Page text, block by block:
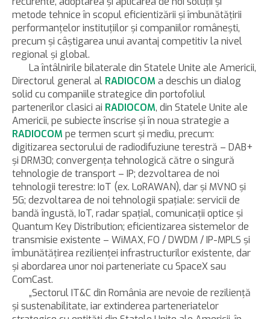
metode tehnice în scopul eficientizării şi îmbunătăţirii
performanţelor instituţiilor şi companiilor româneşti,
precum şi câştigarea unui avantaj competitiv la nivel
regional şi global.
La întâlnirile bilaterale din Statele Unite ale Americii,
Directorul general al RADIOCOM a deschis un dialog
solid cu companiile strategice din portofoliul
partenerilor clasici ai RADIOCOM, din Statele Unite ale
Americii, pe subiecte înscrise şi în noua strategie a
RADIOCOM pe termen scurt şi mediu, precum:
digitizarea sectorului de radiodifuziune terestră – DAB+
şi DRM30; convergenţa tehnologică către o singură
tehnologie de transport – IP; dezvoltarea de noi
tehnologii terestre: IoT (ex. LoRAWAN), dar şi MVNO şi
5G; dezvoltarea de noi tehnologii spaţiale: servicii de
bandă îngustă, IoT, radar spaţial, comunicaţii optice şi
Quantum Key Distribution; eficientizarea sistemelor de
transmisie existente – WiMAX, FO / DWDM / IP-MPLS şi
îmbunătăţirea rezilienţei infrastructurilor existente, dar
şi abordarea unor noi parteneriate cu SpaceX sau
ComCast.
„Sectorul IT&C din România are nevoie de rezilienţă
şi sustenabilitate, iar extinderea parteneriatelor